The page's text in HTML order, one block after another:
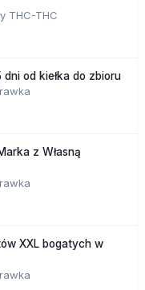
THC-THC
od kiełka do zbioru
z Własną
XXL bogatych w